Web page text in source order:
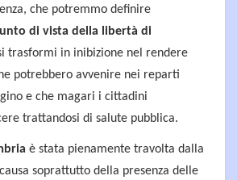
che potremmo definire
di vista della libertà di
trasformi in inibizione nel rendere
potrebbero avvenire nei reparti
e che magari i cittadini
trattandosi di salute pubblica.
è stata pienamente travolta dalla
soprattutto della presenza delle